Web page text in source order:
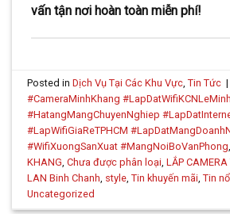
vấn tận nơi hoàn toàn miễn phí!
Posted inDịch Vụ Tại Các Khu Vực,Tin Tức |
#CameraMinhKhang
#HatangMangChuyenNghiep
#LapWifiGiaReTPHCM
#WifiXuongSanXuat #MangNoiBoVanPhong
KHANG,Chưa được phân loại,LẮP CAMERA
LAN Binh Chanh, style,Tin khuyến mãi,Tin
Uncategorized